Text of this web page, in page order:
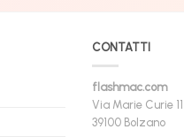
CONTATTI
flashmac.com
Via Marie Curie 11
39100 Bolzano